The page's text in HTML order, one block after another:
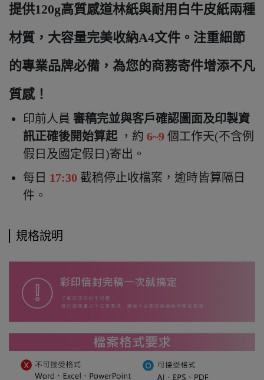
提供120g高質感道林紙與耐用白牛皮紙兩種
材質，大容量完美收納A4文件。注重細節
的專業品牌必備，為您的商務寄件增添不凡
質感！
印前人員 審稿完並與客戶確認圖面及印製資
訊正確後開始算起 ，約 6~9 個工作天(不含例
假日及國定假日)寄出 。
每日 17:30 截稿停止收檔案，逾時皆算隔日
件。
規格說明